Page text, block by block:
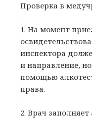
Проверка в
1. На момент
инспектора
и направление,
помощью
права.
2. Врач